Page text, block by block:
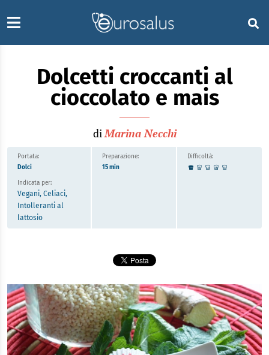
Dolcetti croccanti al
cioccolato e mais
diMarina Necchi
Portata:
Dolci
Indicata per:
Vegani, Celiaci,
Intolleranti al
lattosio
Preparazione:
15 min
Difficoltà: